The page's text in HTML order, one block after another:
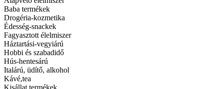
Baba termékek
Drogéria-kozmetika
Édesség-snackek
Fagyasztott élelmiszer
Háztartási-vegyiárú
Hobbi és szabadidő
Hús-hentesárú
Italárú, üdítő, alkohol
Kávé,tea
Gyermelyi tészta 500 g KISKAGYLó
4 TOJÁS
Tovább
Kívánságlistára
Gyors megtekintés
Tovább
Kívánságlistára